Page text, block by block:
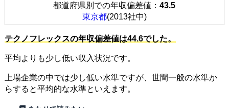
都道府県別での年収偏差値：43.5
東京都(2013社中)
テクノフレックスの年収偏差値は44.6でした。
平均よりも少し低い収入状況です。
上場企業の中では少し低い水準ですが、世間一般の水準か
らすると平均的な水準といえます。